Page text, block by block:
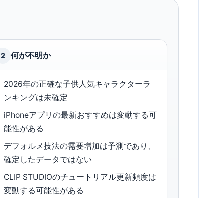
2 何が不明か
2026年の正確な子供人気キャラクターラ
ンキングは未確定
iPhoneアプリの最新おすすめは変動する可
能性がある
デフォルメ技法の需要増加は予測であり、
確定したデータではない
CLIP STUDIOのチュートリアル更新頻度は
変動する可能性がある